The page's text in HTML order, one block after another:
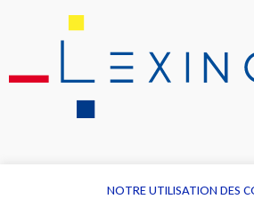
NOTRE UTILISATION DES